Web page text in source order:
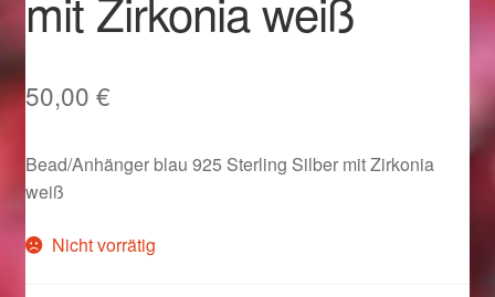
Im Gedenken an
Impressum
Karneval 2019 – Schmuck zu Fasching & Co.
Karneval 2020 – Schmuck zu Fasching & Co.
50,00 €
Bead/Anhänger blau 925 Sterling Silber mit Zirkonia
weiß
Nicht vorrätig